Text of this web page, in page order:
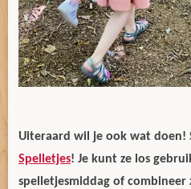
Uiteraard wil je ook wat doen!
Spelletjes! Je kunt ze los
spelletjesmiddag of combineer